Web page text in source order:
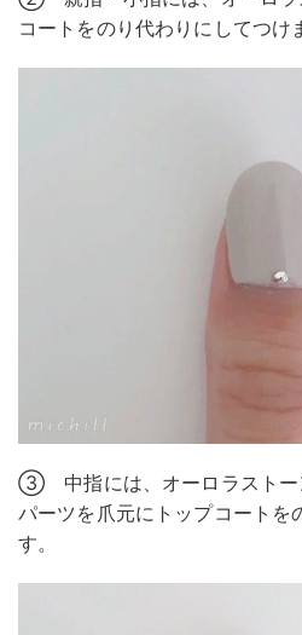
コートをのり代わりにしてつけ
③ 中指には、オーロラストー
パーツを爪元にトップコートを
す。